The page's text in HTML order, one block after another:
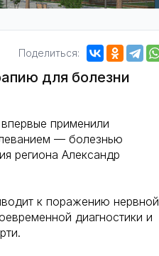
Поделиться:
для болезни
применили
— болезнью
региона Александр
к поражению нервной
диагностики и